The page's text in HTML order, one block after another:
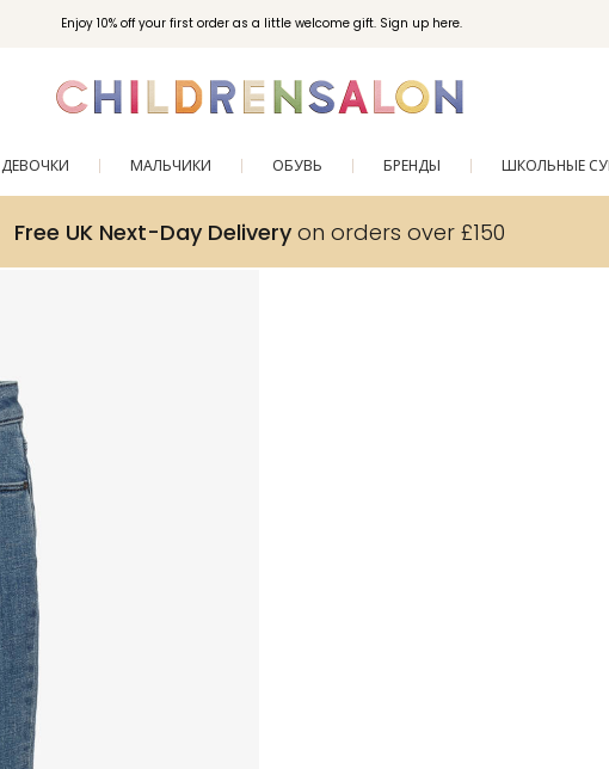
Enjoy 10% off your first order as a little welcome gift. Sign up here.
ДЕВОЧКИ МАЛЬЧИКИ ОБУВЬ БРЕНДЫ ШКОЛЬНЫЕ
Free UK Next-Day Deliveryon orders over £150